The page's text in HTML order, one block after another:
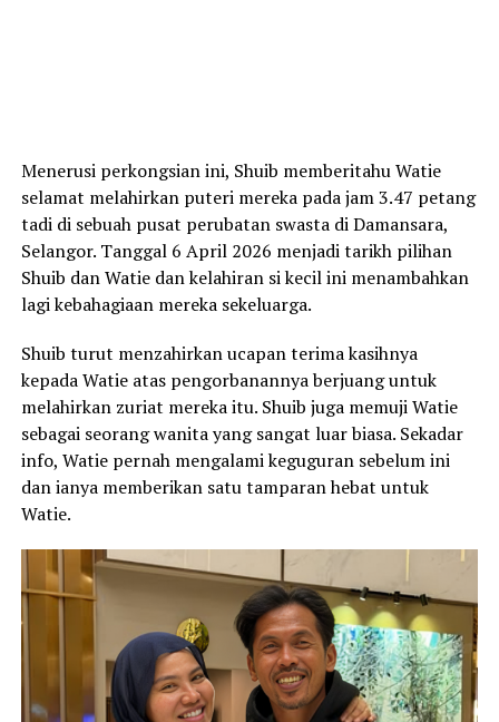
Menerusi perkongsian ini, Shuib memberitahu Watie
selamat melahirkan puteri mereka pada jam 3.47 petang
tadi di sebuah pusat perubatan swasta di Damansara,
Selangor. Tanggal 6 April 2026 menjadi tarikh pilihan
Shuib dan Watie dan kelahiran si kecil ini menambahkan
lagi kebahagiaan mereka sekeluarga.
Shuib turut menzahirkan ucapan terima kasihnya
kepada Watie atas pengorbanannya berjuang untuk
melahirkan zuriat mereka itu. Shuib juga memuji Watie
sebagai seorang wanita yang sangat luar biasa. Sekadar
info, Watie pernah mengalami keguguran sebelum ini
dan ianya memberikan satu tamparan hebat untuk
Watie.